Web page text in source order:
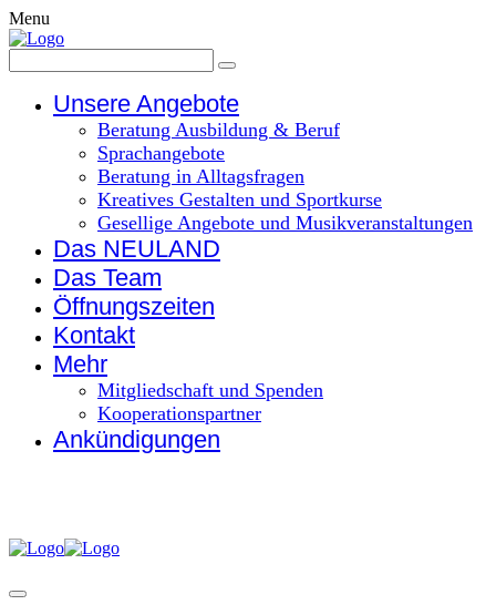
Menu
Unsere Angebote
Beratung Ausbildung & Beruf
Sprachangebote
Beratung in Alltagsfragen
Kreatives Gestalten und Sportkurse
Gesellige Angebote und Musikveranstaltungen
Das NEULAND
Das Team
Öffnungszeiten
Kontakt
Mehr
Mitgliedschaft und Spenden
Kooperationspartner
Ankündigungen